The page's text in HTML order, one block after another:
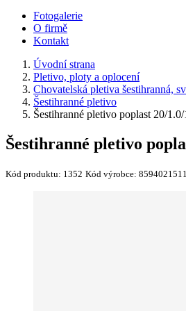
Fotogalerie
O firmě
Kontakt
Úvodní strana
Pletivo, ploty a oplocení
Chovatelská pletiva šestihranná,
Šestihranné pletivo
Šestihranné pletivo poplast 20/
Šestihranné pletivo
Kód produktu: 1352 Kód výrobce: